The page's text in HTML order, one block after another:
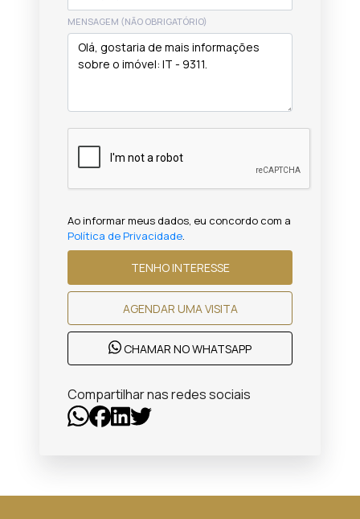
MENSAGEM (NÃO OBRIGATÓRIO)
Ao informar meus dados, eu concordo com a
Política de Privacidade.
TENHO INTERESSE
AGENDAR UMA VISITA
CHAMAR NO WHATSAPP
Compartilhar nas redes sociais